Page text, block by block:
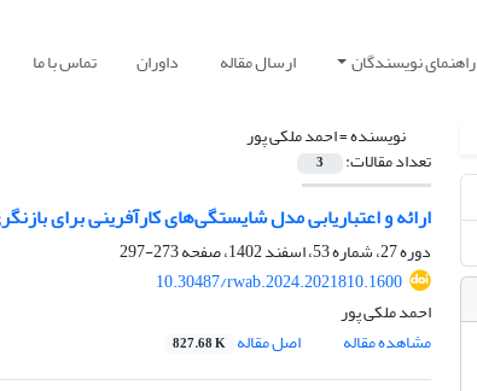
راهنمای نویسندگان ارسال مقاله داوران تماس با ما
نویسنده =احمد ملکی پور
تعداد مقالات: 3
ارائه و اعتباریابی مدل شایستگی‌های کارآفرینی برای
دوره 27، شماره 53، اسفند 1402، صفحه
273-297
10.30487/rwab.2024.2021810.1600
احمد ملکی پور
مشاهده مقاله
اصل مقاله 827.68 K